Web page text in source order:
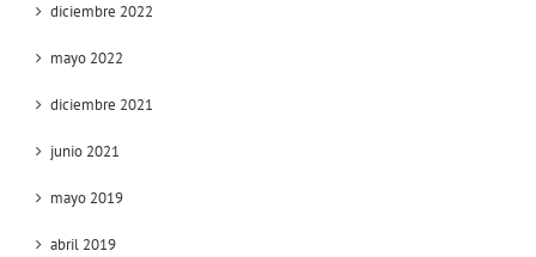
diciembre 2022
mayo 2022
diciembre 2021
junio 2021
mayo 2019
abril 2019